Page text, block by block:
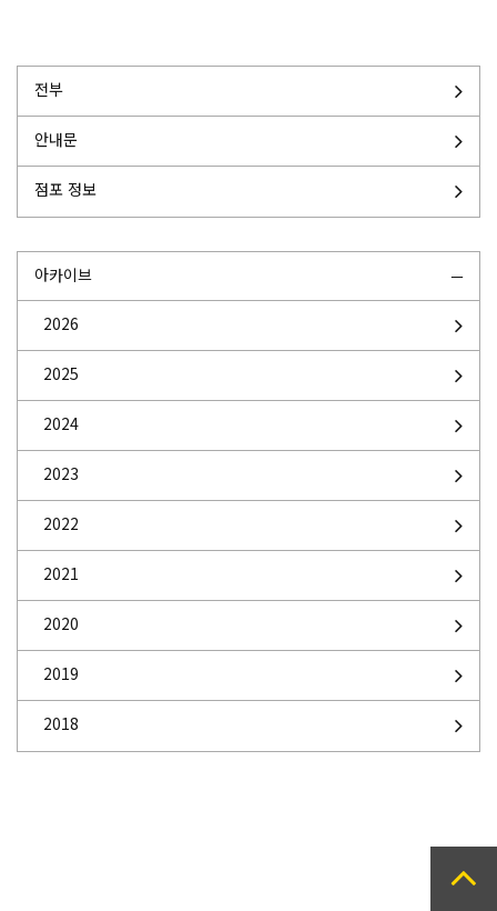
전부
안내문
점포 정보
아카이브
2026
2025
2024
2023
2022
2021
2020
2019
2018